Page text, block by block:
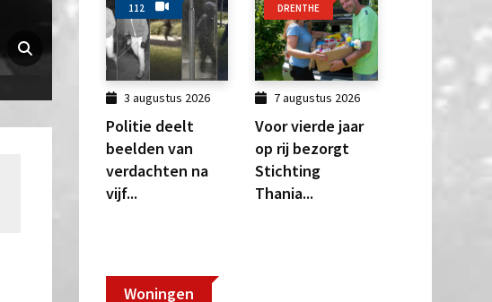
112
3 augustus 2026
Politie deelt
beelden van
verdachten na
vijf...
DRENTHE
7 augustus 2026
Voor vierde jaar
op rij bezorgt
Stichting
Thania...
Woningen